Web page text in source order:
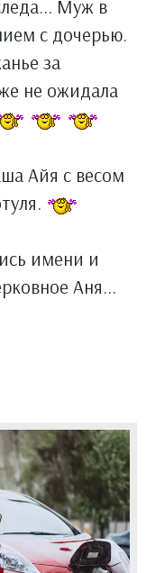
Муж в
с дочерью.
за
не ожидала
Айя с весом
имени и
Аня...